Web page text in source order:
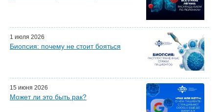
Наши партнеры
1 июля 2026
Биопсия: почему не стоит бояться
15 июня 2026
Может ли это быть рак?